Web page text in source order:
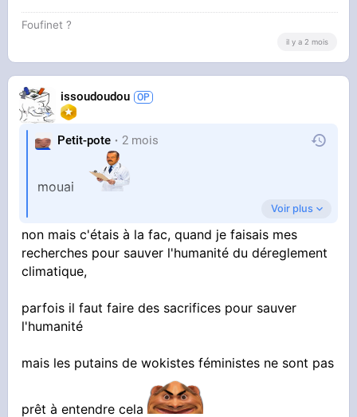
si l'homme n'agit pas, on va se faire selection
naturelle par les lois du marché, et il y aura tout
Foufinet ?
il y a 2 mois
issoudoudou
Petit-pote 2 mois
mouai
bon écouté finalement c'est l'internement à vie
Voir plus
non mais c'étais à la fac, quand je faisais mes
recherches pour sauver l'humanité du déreglement
climatique,
parfois il faut faire des sacrifices pour sauver
l'humanité
mais les putains de wokistes féministes ne sont pas
prêt à entendre cela